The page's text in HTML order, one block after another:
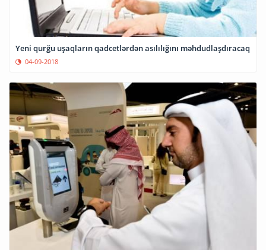
Yeni qurğu uşaqların qadcetlərdən asılılığını məhdudlaşdıracaq
04-09-2018